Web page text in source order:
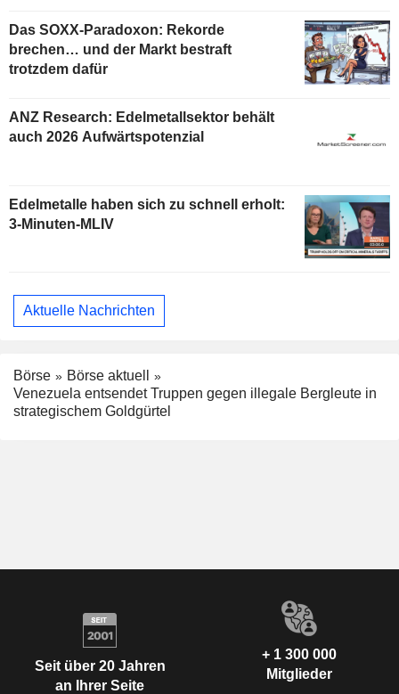
Das SOXX-Paradoxon: Rekorde
brechen… und der Markt bestraft
trotzdem dafür
ANZ Research: Edelmetallsektor behält
auch 2026 Aufwärtspotenzial
Edelmetalle haben sich zu schnell erholt:
3-Minuten-MLIV
Aktuelle Nachrichten
Börse
Börse aktuell
Venezuela entsendet Truppen gegen illegale Bergleute in
strategischem Goldgürtel
Seit über 20 Jahren
an Ihrer Seite
+ 1 300 000
Mitglieder